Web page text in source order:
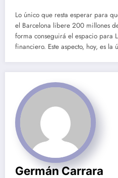
Lo único que resta esperar para
el Barcelona libere 200 millones
forma conseguirá el espacio para
financiero. Este aspecto, hoy, es
Germán Carrara